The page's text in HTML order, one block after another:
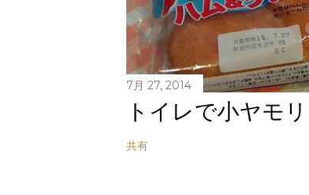
7月 27, 2014
トイレで小ヤモ
共有